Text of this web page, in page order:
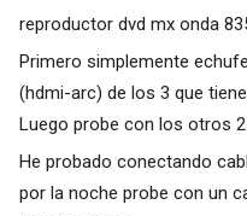
reproductor dvd mx onda
Primero simplemente
(hdmi-arc) de los 3 que
Luego probe con los otros
He probado conectando
por la noche probe con un